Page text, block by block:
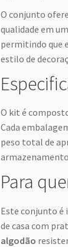
O conjunto
qualidade em
permitindo que
estilo de
O kit é
Cada
peso total de
Para
Este conjunto é
de casa com
algodão